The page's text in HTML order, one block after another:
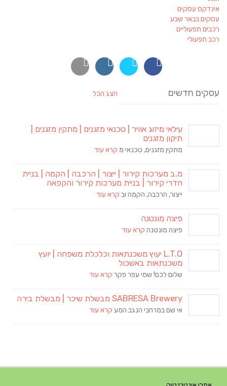
אינדקס עסקים
עסקים בבאר שבע
רכבים תפעוליים
רכב תפעולי
עסקים חדשים הצג הכל
עילאי מיזוג אוויר | טכנאי מזגנים | מתקין מזגנים |
תיקון מזגנים
מתקין מזגנים, טכנאי מ קרא עוד
מ.ב מערכות קירור | ייצור | הרכבה | הקמה | בניית
חדרי קירור | בניית מערכות קירור והקפאה
ייצור, הרכבה, הקמה וב קרא עוד
פיצה מונטנה
פיצה מונטנה קרא עוד
L.T.O יעוץ משכנתאות וכלכלת משפחה | יועץ
משכנתאות באשכול
שלום לכם! שמי עפר פקר קרא עוד
SABRESA Brewery מבשלת שיכר | מבשלת בירה
אי שם במרחבי הנגב המע קרא עוד